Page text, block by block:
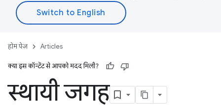
होम पेज Articles
क्या इस कॉन्टेंट से आपको मदद मिली?
स्थायी जगह